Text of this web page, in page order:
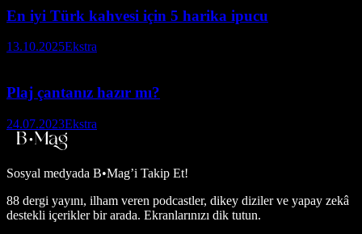
En iyi Türk kahvesi için 5 harika ipucu
13.10.2025Ekstra
Plaj çantanız hazır mı?
24.07.2023Ekstra
Sosyal medyada B•Mag’i Takip Et!
88 dergi yayını, ilham veren podcastler, dikey diziler ve yapay zekâ
destekli içerikler bir arada. Ekranlarınızı dik tutun.